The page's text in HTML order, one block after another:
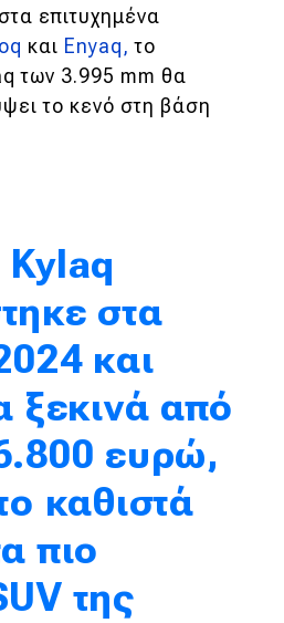
επιτυχημένα
και Enyaq, το
των 3.995 mm θα
το κενό στη βάση
στα
και
ξεκινά από
ευρώ,
καθιστά
πιο
της